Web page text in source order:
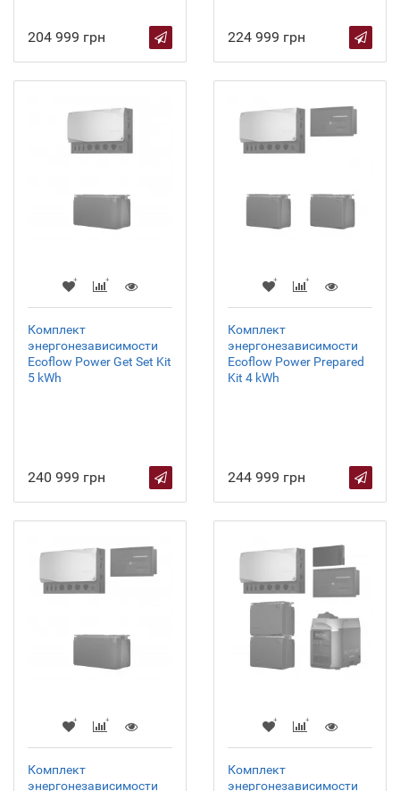
204 999 грн 224 999 грн
Комплект
энергонезависимости
Ecoflow Power Get Set Kit
5 kWh
240 999 грн
Комплект
энергонезависимости
Ecoflow Power Prepared
Kit 4 kWh
244 999 грн
Комплект
энергонезависимости
Комплект
энергонезависимости